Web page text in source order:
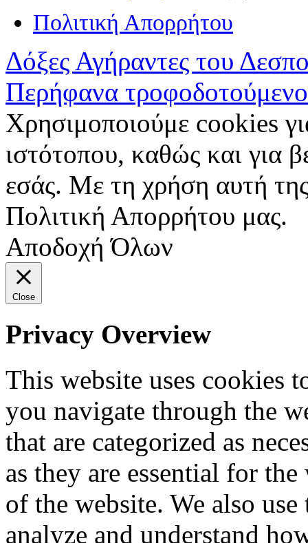
Πολιτική Απορρήτου
Δόξες Αγήραντες του
Περήφανα
Χρησιμοποιούμε cookies
ιστότοπου, καθώς και για
εσάς. Με τη χρήση αυτή
Πολιτική Απορρήτου μας.
Αποδοχή Όλων
Close
Privacy Overview
This website uses cookies
you navigate through the
that are categorized as
as they are essential for
of the website. We also
analyze and understand